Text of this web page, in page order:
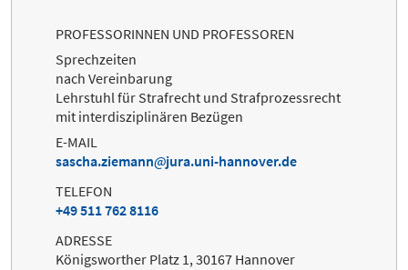
PROFESSORINNEN UND PROFESSOREN
Sprechzeiten
nach Vereinbarung
Lehrstuhl für Strafrecht und Strafprozessrecht
mit interdisziplinären Bezügen
E-MAIL
sascha.ziemann
jura.uni-hannover.de
TELEFON
+49 511 762 8116
ADRESSE
Königsworther Platz 1, 30167 Hannover